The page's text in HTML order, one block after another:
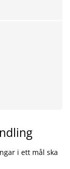
i ett mål ska